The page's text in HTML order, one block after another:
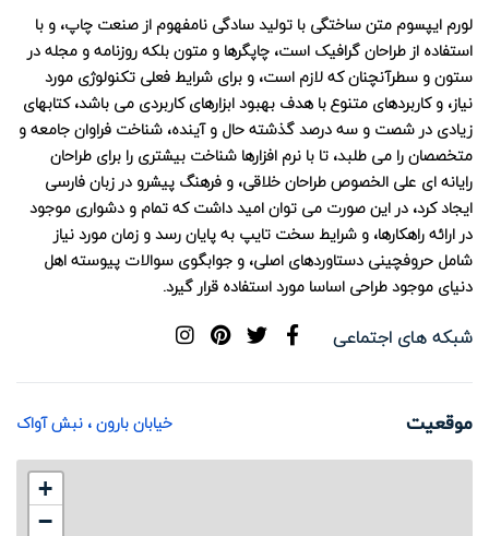
لورم ایپسوم متن ساختگی با تولید سادگی نامفهوم از صنعت چاپ، و با
استفاده از طراحان گرافیک است، چاپگرها و متون بلکه روزنامه و مجله در
ستون و سطرآنچنان که لازم است، و برای شرایط فعلی تکنولوژی مورد
نیاز، و کاربردهای متنوع با هدف بهبود ابزارهای کاربردی می باشد، کتابهای
زیادی در شصت و سه درصد گذشته حال و آینده، شناخت فراوان جامعه و
متخصصان را می طلبد، تا با نرم افزارها شناخت بیشتری را برای طراحان
رایانه ای علی الخصوص طراحان خلاقی، و فرهنگ پیشرو در زبان فارسی
ایجاد کرد، در این صورت می توان امید داشت که تمام و دشواری موجود
در ارائه راهکارها، و شرایط سخت تایپ به پایان رسد و زمان مورد نیاز
شامل حروفچینی دستاوردهای اصلی، و جوابگوی سوالات پیوسته اهل
دنیای موجود طراحی اساسا مورد استفاده قرار گیرد.
شبکه های اجتماعی
موقعیت خیابان بارون ، نبش آواک
+
−